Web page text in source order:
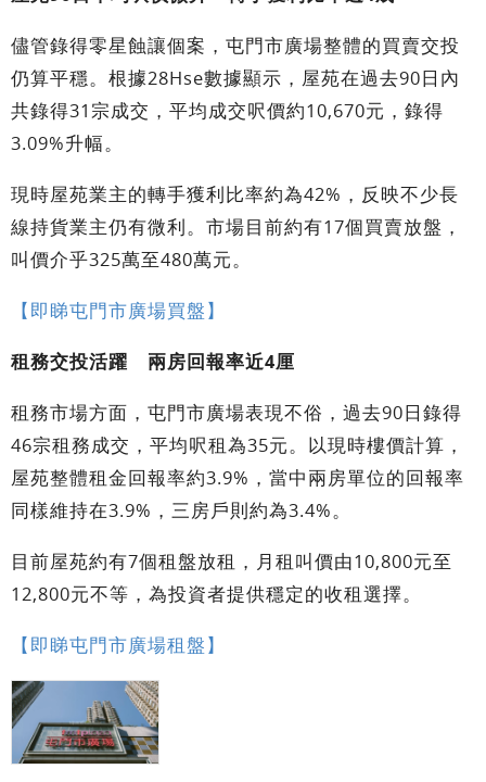
儘管錄得零星蝕讓個案，屯門市廣場整體的買賣交投
仍算平穩。根據28Hse數據顯示，屋苑在過去90日內
共錄得31宗成交，平均成交呎價約10,670元，錄得
3.09%升幅。
現時屋苑業主的轉手獲利比率約為42%，反映不少長
線持貨業主仍有微利。市場目前約有17個買賣放盤，
叫價介乎325萬至480萬元。
【即睇屯門市廣場買盤】
租務交投活躍 兩房回報率近4厘
租務市場方面，屯門市廣場表現不俗，過去90日錄得
46宗租務成交，平均呎租為35元。以現時樓價計算，
屋苑整體租金回報率約3.9%，當中兩房單位的回報率
同樣維持在3.9%，三房戶則約為3.4%。
目前屋苑約有7個租盤放租，月租叫價由10,800元至
12,800元不等，為投資者提供穩定的收租選擇。
【即睇屯門市廣場租盤】